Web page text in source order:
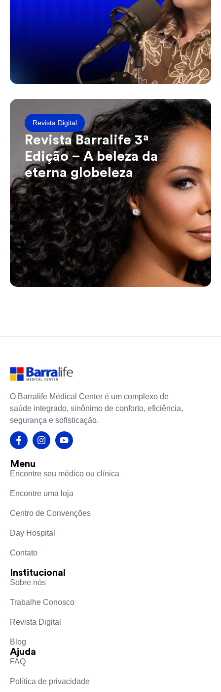
Revista Digital
Revista Barralife 3ª
Edição – A beleza da
eterna globeleza
O Barralife Médical Center é um complexo de
saúde integrado, sinônimo de conforto, eficiência,
segurança e sofisticação.
Menu
Encontre seu médico ou clínica
Encontre uma loja
Centro de Convenções
Day Hospital
Contato
Institucional
Sobre nós
Trabalhe Conosco
Revista Digital
Blog
Ajuda
FAQ
Política de privacidade